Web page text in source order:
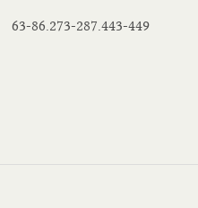
63-86.273-287.443-449